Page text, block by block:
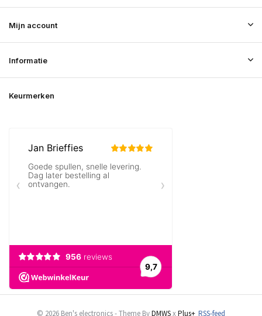
Mijn account
Informatie
Keurmerken
© 2026 Ben's electronics - Theme ByDMWSxPlus+ RSS-feed